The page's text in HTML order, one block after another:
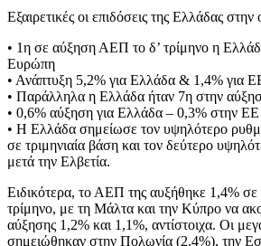
Εξαιρετικές οι επιδόσεις της Ελλάδας στην
• 1η σε αύξηση ΑΕΠ το δ’ τρίμηνο η
Ευρώπη
• Ανάπτυξη 5,2% για Ελλάδα & 1,4% για
• Παράλληλα η Ελλάδα ήταν 7η στην
• 0,6% αύξηση για Ελλάδα – 0,3% στην ΕΕ
• Η Ελλάδα σημείωσε τον υψηλότερο
σε τριμηνιαία βάση και τον δεύτερο
μετά την Ελβετία.
Ειδικότερα, το ΑΕΠ της αυξήθηκε 1,4% σε
τρίμηνο, με τη Μάλτα και την Κύπρο να
αύξησης 1,2% και 1,1%, αντίστοιχα. Οι
σημειώθηκαν στην Πολωνία (2,4%), την